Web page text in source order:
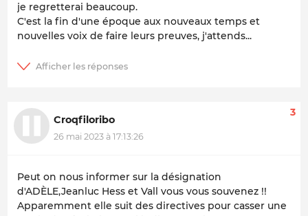
je regretterai beaucoup.
C'est la fin d'une époque aux nouveaux temps et
nouvelles voix de faire leurs preuves, j'attends...
Croqfiloribo
26 mai 2023 à 17:13:26
3
Peut on nous informer sur la désignation
d'ADÈLE,Jeanluc Hess et Vall vous vous souvenez !!
Apparemment elle suit des directives pour casser une